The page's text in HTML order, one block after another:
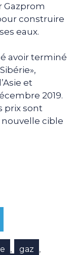
Gazprom
construire
eaux.
avoir terminé
et
2019.
prix sont
cible
, gaz ,